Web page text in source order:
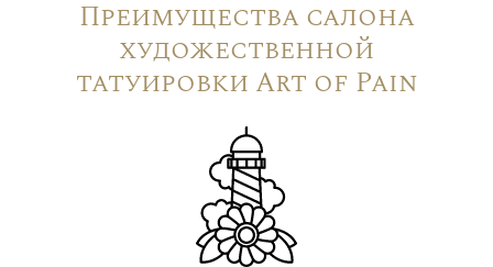
Преимущества салона
художественной
татуировки Art of Pain